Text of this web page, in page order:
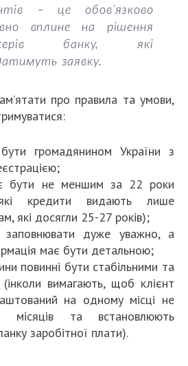
– це обов’язково
вплине на рішення
банку, які
заявку.
про правила та умови,
громадянином України з
бути не меншим за 22 роки
кредити видають лише
які досягли 25-27 років);
заповнювати дуже уважно, а
має бути детальною;
повинні бути стабільними та
(інколи вимагають, щоб клієнт
на одному місці не
та встановлюють
заробітної плати).